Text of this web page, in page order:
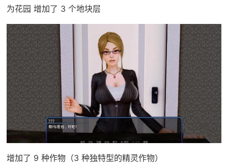
为花园 增加了 3 个地块层
增加了 9 种作物（3 种独特型的精灵作物）